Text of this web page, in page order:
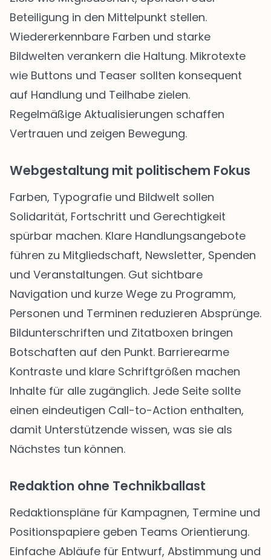
Beteiligung in den Mittelpunkt stellen.
Wiedererkennbare Farben und starke
Bildwelten verankern die Haltung. Mikrotexte
wie Buttons und Teaser sollten konsequent
auf Handlung und Teilhabe zielen.
Regelmäßige Aktualisierungen schaffen
Vertrauen und zeigen Bewegung.
Webgestaltung mit politischem Fokus
Farben, Typografie und Bildwelt sollen
Solidarität, Fortschritt und Gerechtigkeit
spürbar machen. Klare Handlungsangebote
führen zu Mitgliedschaft, Newsletter, Spenden
und Veranstaltungen. Gut sichtbare
Navigation und kurze Wege zu Programm,
Personen und Terminen reduzieren Absprünge.
Bildunterschriften und Zitatboxen bringen
Botschaften auf den Punkt. Barrierearme
Kontraste und klare Schriftgrößen machen
Inhalte für alle zugänglich. Jede Seite sollte
einen eindeutigen Call-to-Action enthalten,
damit Unterstützende wissen, was sie als
Nächstes tun können.
Redaktion ohne Technikballast
Redaktionspläne für Kampagnen, Termine und
Positionspapiere geben Teams Orientierung.
Einfache Abläufe für Entwurf, Abstimmung und